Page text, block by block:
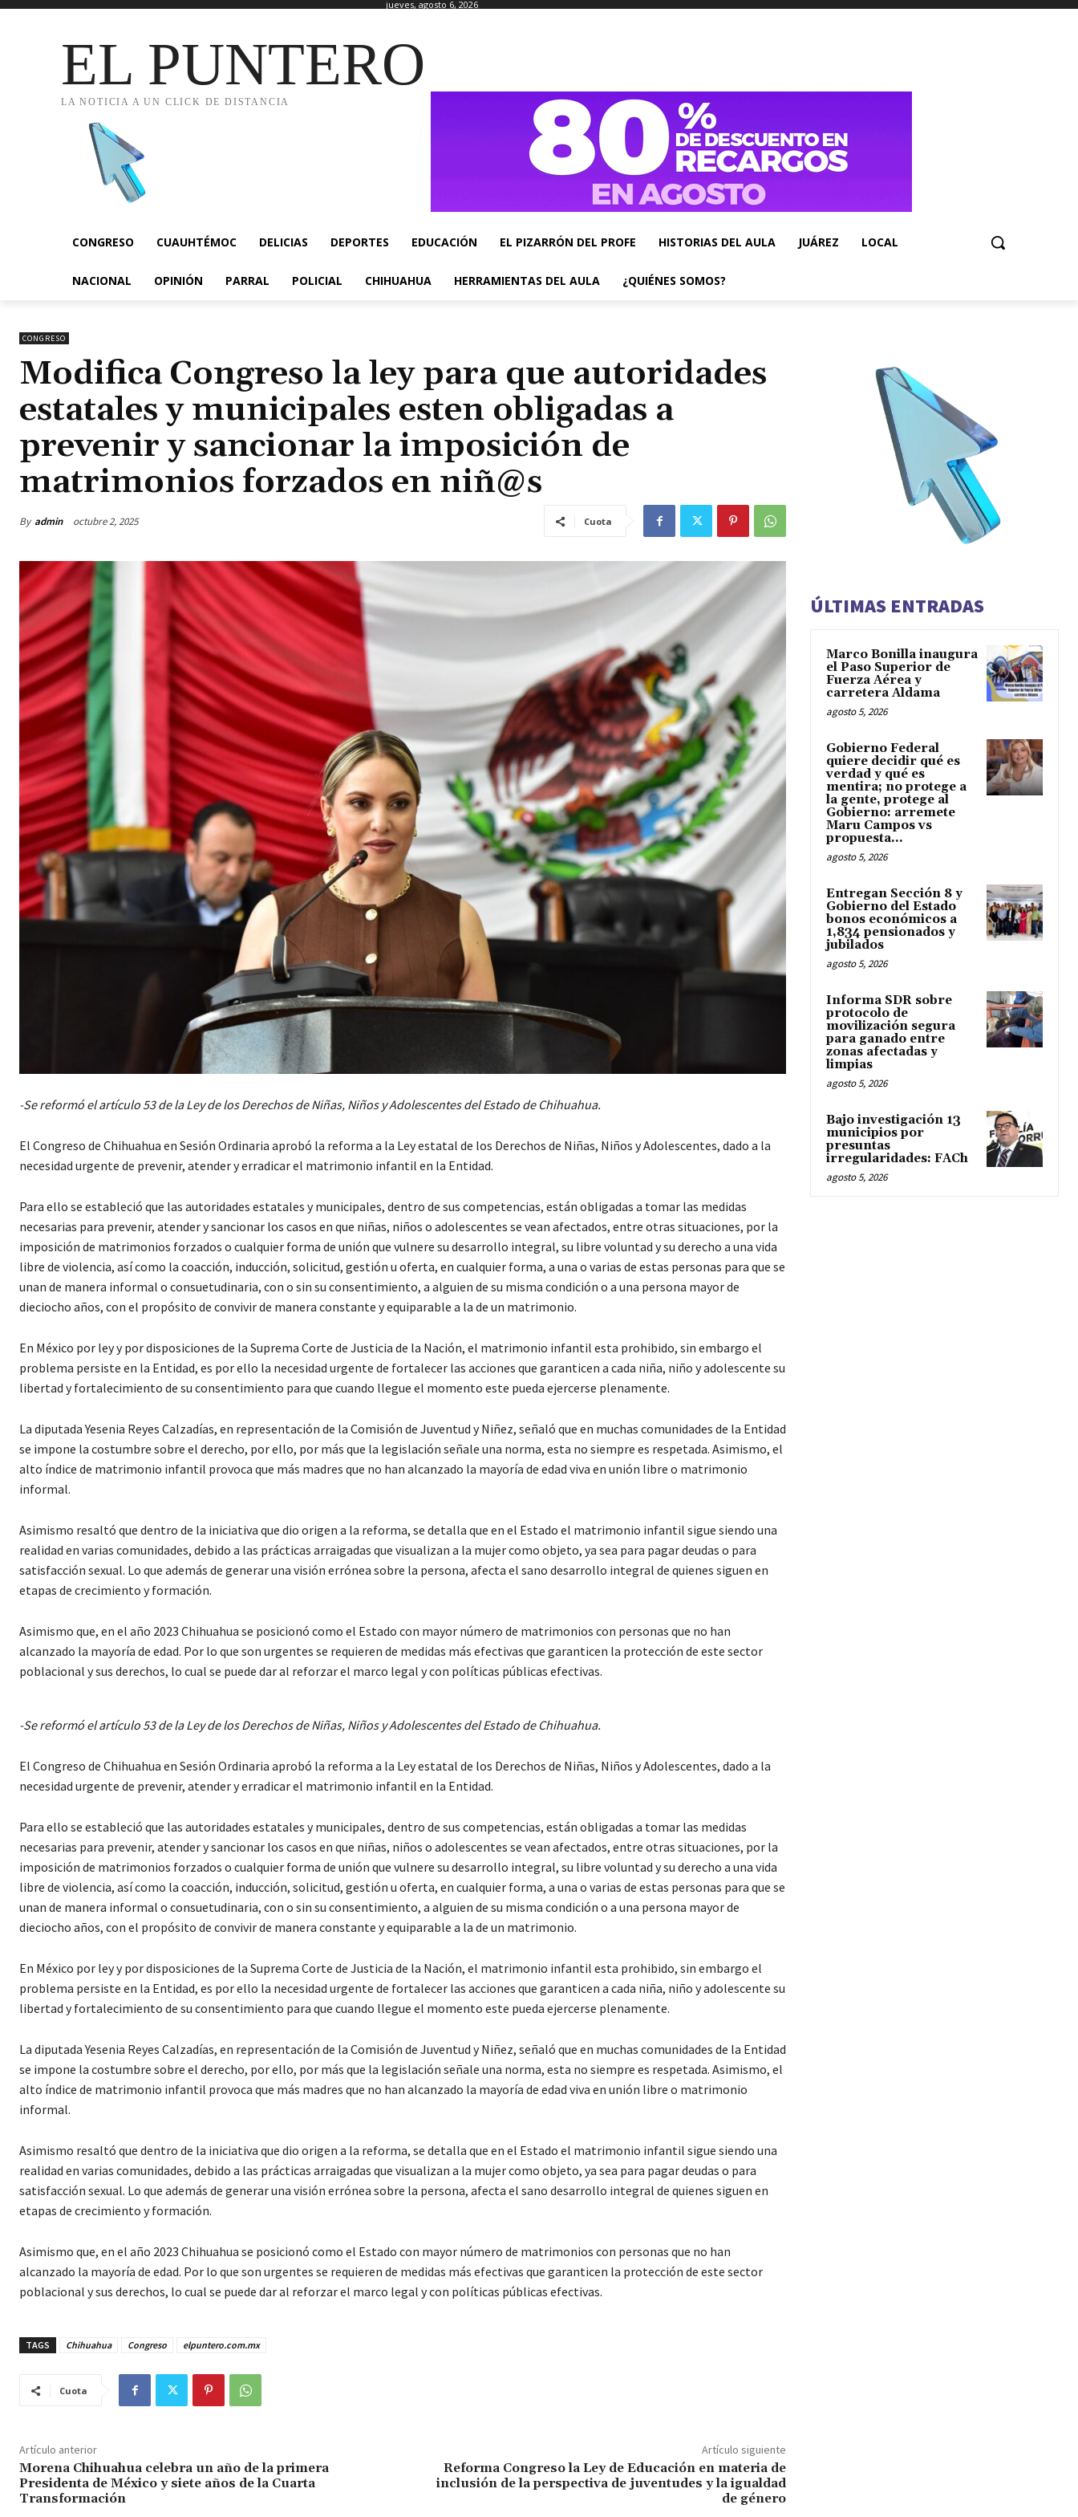
jueves, agosto 6, 2026
EL PUNTERO
LA NOTICIA A UN CLICK DE DISTANCIA
CONGRESO CUAUHTÉMOC DELICIAS DEPORTES EDUCACIÓN EL PIZARRÓN DEL PROFE HISTORIAS DEL AULA JUÁREZ LOCAL
NACIONAL OPINIÓN PARRAL POLICIAL CHIHUAHUA HERRAMIENTAS DEL AULA ¿QUIÉNES SOMOS?
CONGRESO
Modifica Congreso la ley para que autoridades
estatales y municipales esten obligadas a
prevenir y sancionar la imposición de
matrimonios forzados en niñ@s
By admin octubre 2, 2025 Cuota
-Se reformó el artículo 53 de la Ley de los Derechos de Niñas, Niños y Adolescentes del Estado de Chihuahua.
El Congreso de Chihuahua en Sesión Ordinaria aprobó la reforma a la Ley estatal de los Derechos de Niñas, Niños y Adolescentes, dado a la
necesidad urgente de prevenir, atender y erradicar el matrimonio infantil en la Entidad.
Para ello se estableció que las autoridades estatales y municipales, dentro de sus competencias, están obligadas a tomar las medidas
necesarias para prevenir, atender y sancionar los casos en que niñas, niños o adolescentes se vean afectados, entre otras situaciones, por la
imposición de matrimonios forzados o cualquier forma de unión que vulnere su desarrollo integral, su libre voluntad y su derecho a una vida
libre de violencia, así como la coacción, inducción, solicitud, gestión u oferta, en cualquier forma, a una o varias de estas personas para que se
unan de manera informal o consuetudinaria, con o sin su consentimiento, a alguien de su misma condición o a una persona mayor de
dieciocho años, con el propósito de convivir de manera constante y equiparable a la de un matrimonio.
En México por ley y por disposiciones de la Suprema Corte de Justicia de la Nación, el matrimonio infantil esta prohibido, sin embargo el
problema persiste en la Entidad, es por ello la necesidad urgente de fortalecer las acciones que garanticen a cada niña, niño y adolescente su
libertad y fortalecimiento de su consentimiento para que cuando llegue el momento este pueda ejercerse plenamente.
La diputada Yesenia Reyes Calzadías, en representación de la Comisión de Juventud y Niñez, señaló que en muchas comunidades de la Entidad
se impone la costumbre sobre el derecho, por ello, por más que la legislación señale una norma, esta no siempre es respetada. Asimismo, el
alto índice de matrimonio infantil provoca que más madres que no han alcanzado la mayoría de edad viva en unión libre o matrimonio
informal.
Asimismo resaltó que dentro de la iniciativa que dio origen a la reforma, se detalla que en el Estado el matrimonio infantil sigue siendo una
realidad en varias comunidades, debido a las prácticas arraigadas que visualizan a la mujer como objeto, ya sea para pagar deudas o para
satisfacción sexual. Lo que además de generar una visión errónea sobre la persona, afecta el sano desarrollo integral de quienes siguen en
etapas de crecimiento y formación.
Asimismo que, en el año 2023 Chihuahua se posicionó como el Estado con mayor número de matrimonios con personas que no han
alcanzado la mayoría de edad. Por lo que son urgentes se requieren de medidas más efectivas que garanticen la protección de este sector
poblacional y sus derechos, lo cual se puede dar al reforzar el marco legal y con políticas públicas efectivas.
-Se reformó el artículo 53 de la Ley de los Derechos de Niñas, Niños y Adolescentes del Estado de Chihuahua.
El Congreso de Chihuahua en Sesión Ordinaria aprobó la reforma a la Ley estatal de los Derechos de Niñas, Niños y Adolescentes, dado a la
necesidad urgente de prevenir, atender y erradicar el matrimonio infantil en la Entidad.
Para ello se estableció que las autoridades estatales y municipales, dentro de sus competencias, están obligadas a tomar las medidas
necesarias para prevenir, atender y sancionar los casos en que niñas, niños o adolescentes se vean afectados, entre otras situaciones, por la
imposición de matrimonios forzados o cualquier forma de unión que vulnere su desarrollo integral, su libre voluntad y su derecho a una vida
libre de violencia, así como la coacción, inducción, solicitud, gestión u oferta, en cualquier forma, a una o varias de estas personas para que se
unan de manera informal o consuetudinaria, con o sin su consentimiento, a alguien de su misma condición o a una persona mayor de
dieciocho años, con el propósito de convivir de manera constante y equiparable a la de un matrimonio.
En México por ley y por disposiciones de la Suprema Corte de Justicia de la Nación, el matrimonio infantil esta prohibido, sin embargo el
problema persiste en la Entidad, es por ello la necesidad urgente de fortalecer las acciones que garanticen a cada niña, niño y adolescente su
libertad y fortalecimiento de su consentimiento para que cuando llegue el momento este pueda ejercerse plenamente.
La diputada Yesenia Reyes Calzadías, en representación de la Comisión de Juventud y Niñez, señaló que en muchas comunidades de la Entidad
se impone la costumbre sobre el derecho, por ello, por más que la legislación señale una norma, esta no siempre es respetada. Asimismo, el
alto índice de matrimonio infantil provoca que más madres que no han alcanzado la mayoría de edad viva en unión libre o matrimonio
informal.
Asimismo resaltó que dentro de la iniciativa que dio origen a la reforma, se detalla que en el Estado el matrimonio infantil sigue siendo una
realidad en varias comunidades, debido a las prácticas arraigadas que visualizan a la mujer como objeto, ya sea para pagar deudas o para
satisfacción sexual. Lo que además de generar una visión errónea sobre la persona, afecta el sano desarrollo integral de quienes siguen en
etapas de crecimiento y formación.
Asimismo que, en el año 2023 Chihuahua se posicionó como el Estado con mayor número de matrimonios con personas que no han
alcanzado la mayoría de edad. Por lo que son urgentes se requieren de medidas más efectivas que garanticen la protección de este sector
poblacional y sus derechos, lo cual se puede dar al reforzar el marco legal y con políticas públicas efectivas.
TAGS Chihuahua Congreso elpuntero.com.mx
Cuota
Artículo anterior
Morena Chihuahua celebra un año de la primera
Presidenta de México y siete años de la Cuarta
Transformación
Artículo siguiente
Reforma Congreso la Ley de Educación en materia de
inclusión de la perspectiva de juventudes y la igualdad
de género
ÚLTIMAS ENTRADAS
Marco Bonilla inaugura
el Paso Superior de
Fuerza Aérea y
carretera Aldama
agosto 5, 2026
Gobierno Federal
quiere decidir qué es
verdad y qué es
mentira; no protege a
la gente, protege al
Gobierno: arremete
Maru Campos vs
propuesta...
agosto 5, 2026
Entregan Sección 8 y
Gobierno del Estado
bonos económicos a
1,834 pensionados y
jubilados
agosto 5, 2026
Informa SDR sobre
protocolo de
movilización segura
para ganado entre
zonas afectadas y
limpias
agosto 5, 2026
Bajo investigación 13
municipios por
presuntas
irregularidades: FACh
agosto 5, 2026